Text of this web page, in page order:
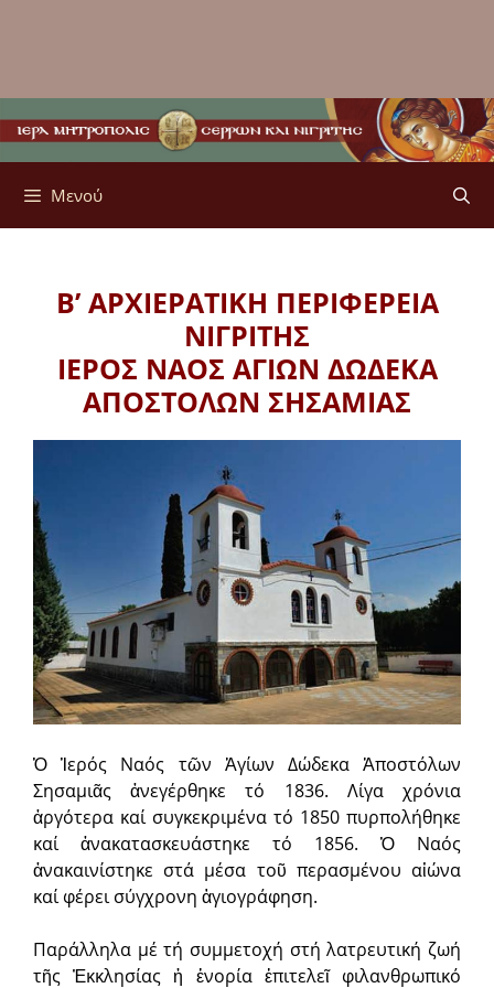
Μενού
Β’ ΑΡΧΙΕΡΑΤΙΚΗ ΠΕΡΙΦΕΡΕΙΑ
ΝΙΓΡΙΤΗΣ
ΙΕΡΟΣ ΝΑΟΣ ΑΓΙΩΝ ΔΩΔΕΚΑ
ΑΠΟΣΤΟΛΩΝ ΣΗΣΑΜΙΑΣ
Ὁ Ἱερός Ναός τῶν Ἁγίων Δώδεκα Ἀποστόλων
Σησαμιᾶς ἀνεγέρθηκε τό 1836. Λίγα χρόνια
ἀργότερα καί συγκεκριμένα τό 1850 πυρπολήθηκε
καί ἀνακατασκευάστηκε τό 1856. Ὁ Ναός
ἀνακαινίστηκε στά μέσα τοῦ περασμένου αἰώνα
καί φέρει σύγχρονη ἁγιογράφηση.
Παράλληλα μέ τή συμμετοχή στή λατρευτική ζωή
τῆς Ἐκκλησίας ἡ ἐνορία ἐπιτελεῖ φιλανθρωπικό